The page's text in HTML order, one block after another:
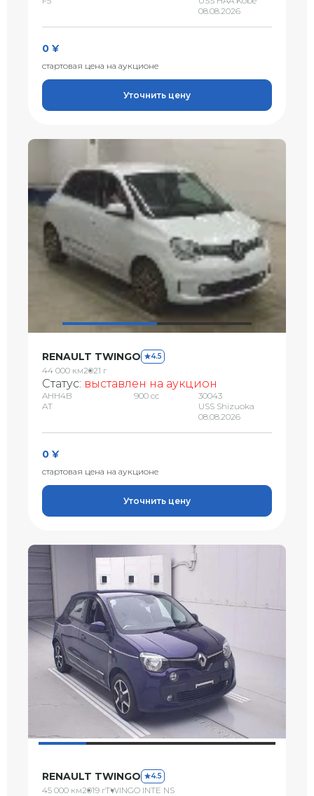
08.08.2026
0 ¥
стартовая цена на аукционе
Уточнить цену
RENAULT TWINGO 4.5
44 000 км2021 г
Статус: выставлен на аукцион
AHH4B
AT
900 сс
30043
USS Shizuoka
08.08.2026
0 ¥
стартовая цена на аукционе
Уточнить цену
RENAULT TWINGO 4.5
45 000 км2019 гTWINGO INTE NS